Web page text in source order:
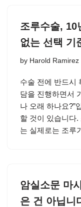
조루수술, 10
없는 선택 기
by Harold Ramirez
수술 전에 반드시
담을 진행하면서
나 오래 하나요?”
할 것이 있습니다
는 실제로는 조루
암실소문 마
은 건 아닙니